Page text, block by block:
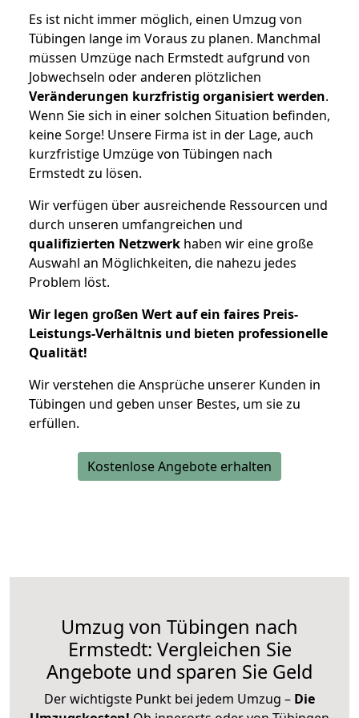
Es ist nicht immer möglich, einen Umzug von
Tübingen lange im Voraus zu planen. Manchmal
müssen Umzüge nach Ermstedt aufgrund von
Jobwechseln oder anderen plötzlichen
Veränderungen kurzfristig organisiert werden.
Wenn Sie sich in einer solchen Situation befinden,
keine Sorge! Unsere Firma ist in der Lage, auch
kurzfristige Umzüge von Tübingen nach
Ermstedt zu lösen.
Wir verfügen über ausreichende Ressourcen und
durch unseren umfangreichen und
qualifizierten Netzwerk haben wir eine große
Auswahl an Möglichkeiten, die nahezu jedes
Problem löst.
Wir legen großen Wert auf ein faires Preis-
Leistungs-Verhältnis und bieten professionelle
Qualität!
Wir verstehen die Ansprüche unserer Kunden in
Tübingen und geben unser Bestes, um sie zu
erfüllen.
Kostenlose Angebote erhalten
Umzug von Tübingen nach
Ermstedt: Vergleichen Sie
Angebote und sparen Sie Geld
Der wichtigste Punkt bei jedem Umzug – Die